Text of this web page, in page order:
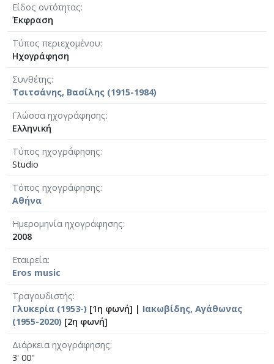
Είδος οντότητας
Έκφραση
Τύπος περιεχομένου
Ηχογράφηση
Συνθέτης
Τσιτσάνης, Βασίλης (1915-1984)
Γλώσσα ηχογράφησης
Ελληνική
Τύπος ηχογράφησης
Studio
Τόπος ηχογράφησης
Αθήνα
Ημερομηνία ηχογράφησης
2008
Εταιρεία
Eros music
Τραγουδιστής
Γλυκερία (1953-) [1η φωνή] | Ιακωβίδης, Αγάθωνας
(1955-2020) [2η φωνή]
Διάρκεια ηχογράφησης
3' 00''